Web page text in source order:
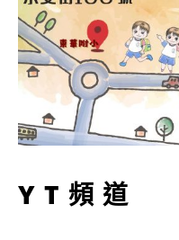
YT頻道